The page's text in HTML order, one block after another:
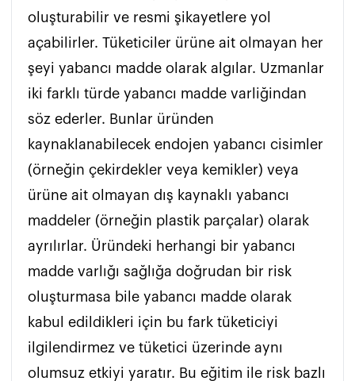
oluşturabilir ve resmi şikayetlere yol
açabilirler. Tüketiciler ürüne ait olmayan her
şeyi yabancı madde olarak algılar. Uzmanlar
iki farklı türde yabancı madde varliğindan
söz ederler. Bunlar üründen
kaynaklanabilecek endojen yabancı cisimler
(örneğin çekirdekler veya kemikler) veya
ürüne ait olmayan dış kaynaklı yabancı
maddeler (örneğin plastik parçalar) olarak
ayrılırlar. Üründeki herhangi bir yabancı
madde varlığı sağlığa doğrudan bir risk
oluşturmasa bile yabancı madde olarak
kabul edildikleri için bu fark tüketiciyi
ilgilendirmez ve tüketici üzerinde aynı
olumsuz etkiyi yaratır. Bu eğitim ile risk bazlı